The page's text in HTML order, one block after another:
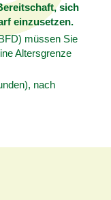
sich
einzusetzen.
müssen Sie
Altersgrenze
nach